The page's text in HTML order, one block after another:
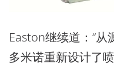
Easton继续道：“从
多米诺重新设计了